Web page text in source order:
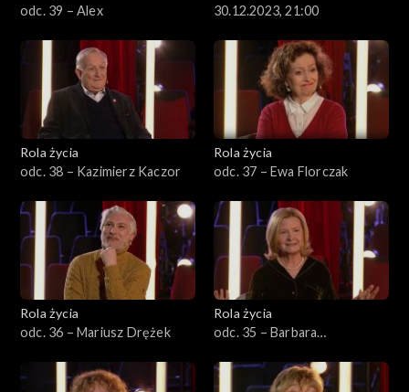
odc. 39 – Alex
30.12.2023, 21:00
Rola życia
odc. 38 – Kazimierz Kaczor
Rola życia
odc. 37 – Ewa Florczak
Rola życia
odc. 36 – Mariusz Drężek
Rola życia
odc. 35 – Barbara